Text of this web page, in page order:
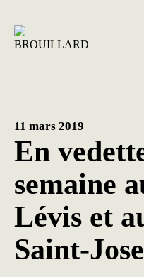
contenu
En
semaine
Lévis et
Saint-
11 mars 2019